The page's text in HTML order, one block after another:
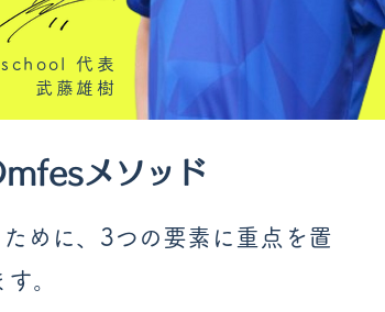
代表
武藤雄樹
mfesメソッド
めに、 3つの要素に重点を置
。